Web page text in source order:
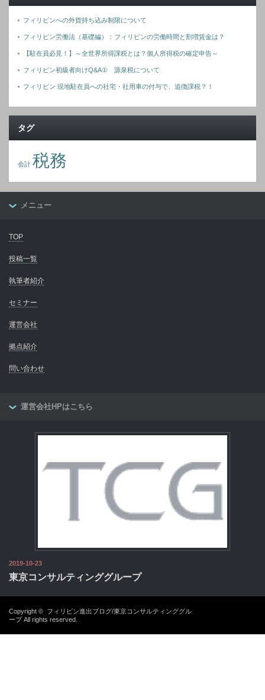
フィリピンへの外貨持ち込み制限について
フィリピン労働法（基礎編）：フィリピンの労働時間と割増賃金は？
【駐在員必見！】～全世界所得課税とは？個人所得税の確定申告～
フィリピン初級者向けQ&A① 源泉税について
フィリピン 現地駐在員への社宅・社用車の付与で、追徴課税？！
タグ
会計 税務
メニュー
TOP
投稿一覧
執筆者紹介
セミナー
運営会社
拠点紹介
問い合わせ
運営会社HPはこちら
2019-10-23
東京コンサルティンググループ
Copyright © フィリピン進出ブログ/東京コンサルティンググル
ープAll rights reserved.